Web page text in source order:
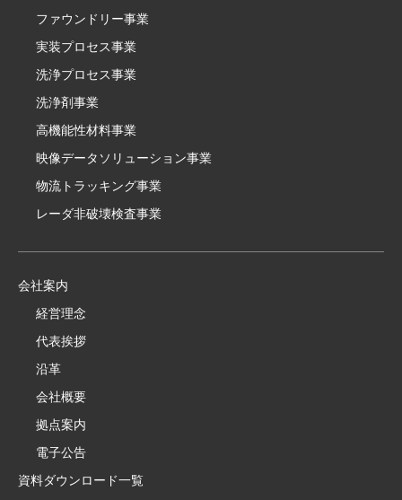
ファウンドリー事業
実装プロセス事業
洗浄プロセス事業
洗浄剤事業
高機能性材料事業
映像データソリューション事業
物流トラッキング事業
レーダ非破壊検査事業
会社案内
経営理念
代表挨拶
沿革
会社概要
拠点案内
電子公告
資料ダウンロード一覧